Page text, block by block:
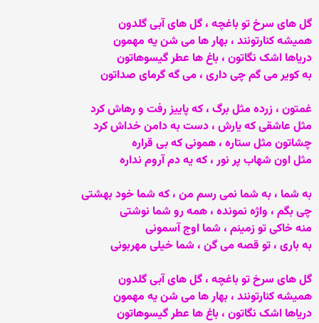
گل های سرخ تو باغچه ، گل های آبی گلدون
همیشه کنارتونند ، بهار ها می شن یه مهمون
دریاها اشک نگاتون ، باغ ها عطر گیسوهاتون
به کویر می گم چی داری ، می گه گرمای صداتون
غمتون ، زرده مثل برگ ، که پاییز رفت و رهاش کرد
مثل عاشقی که یارش ، دست به دامن خداش کرد
چشاتون مثل ستاره ، همونی که بی قراره
مثل اون شهاب پر نور ، که یه دم آروم نداره
به شما ، به شما نمی رسم من ، که شما خود بهشتی
چی بگم ، واژه نمونده ، همه رو شما نوشتی
منه خاکی تو زمینم ، شما اوج آسمونی
به باری ، تو قصه می گن ، شما خیلی مهربونی
گل های سرخ تو باغچه ، گل های آبی گلدون
همیشه کنارتونند ، بهار ها می شن یه مهمون
دریاها اشک نگاتون ، باغ ها عطر گیسوهاتون